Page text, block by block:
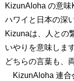
KizunAloha の意味
ハワイと日本の深
Kizunaは、人との
いやりを意味します
どちらの言葉も、
KizunAloha 連合